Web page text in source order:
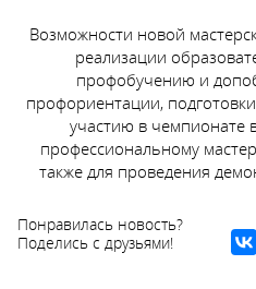
Возможности новой
реализации
профобучению и
профориентации,
участию в чемпионате
профессиональному
также для проведения
Понравилась новость?
Поделись с друзьями!